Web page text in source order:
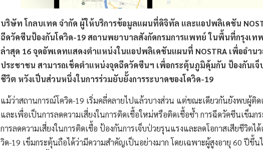
บริษัท โกลบเทค จำกัด ผู้ให้บริการข้อมูลแผนที่ดิจิทัล และแอปพลิเคชัน
ฉีดวัคซีนป้องกันโควิด-19 สถานพยาบาลสังกัดกรมการแพทย์ ในพื้นที่กรุงเ
ล่าสุด 16 จุดอัพเดทแสดงตำแหน่งในแอปพลิเคชันแผนที่ NOSTRA เพื่ออำน
ประชาชน สามารถเช็คตำแหน่งจุดฉีดวัคซีนฯ เพื่อกระตุ้นภูมิคุ้มกัน ป้องกันเจ็
ชีวืต หวังเป็นส่วนหนึ่งในการร่วมยับยั้งการระบาดของโควิด-19
แม้ว่าสถานการณ์โควิด-19 เริ่มคลี่คลายไปแล้วบางส่วน แต่ขณะเดียวกันยังพบผู้ติด
และเพื่อเป็นการลดความเสี่ยงในการติดเชื้อใหม่หรือติดเชื้อซ้ำ การฉีดวัคซีนเข็มก
การลดความเสี่ยงในการติดเชื้อ ป้องกันการเจ็บป่วยรุนแรงและลดโอกาสเสียชีวิตไ
วิด-19 เข็มกระตุ้นถือได้ว่ามีความสำคัญเป็นอย่างมาก โดยเฉพาะผู้สูงอายุ 60 ปีขึ้น